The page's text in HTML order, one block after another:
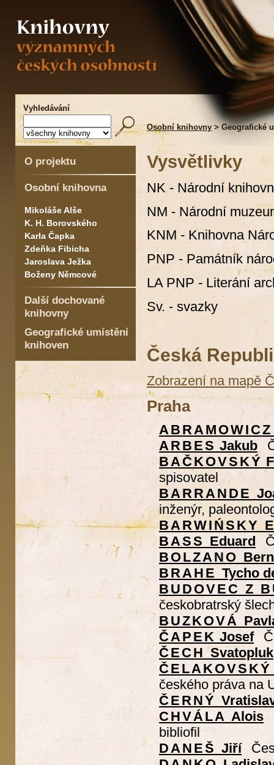
Vyhledávání
Osobní knihovny > Geografické
O projektu
Osobní knihovna
Mikoláše Alše
K. H. Borovského
Karla Čapka
Zdeňka Fibicha
Jaroslava Ježka
Boženy Němcové
Další dochované
knihovny
Geografické umístění
knihoven
Vysvětlivky
NK - Národní
NM - Národní
KNM - Knihovna
PNP - Památník
LA PNP - Literání
Sv. - svazky
Česká
Zobrazení na mapě
Praha
ABRAMOWICZ
ARBES Jakub
BAČKOVSKÝ
spisovatel
BARRANDE
inženýr,
BARWIŃSKY
BASS Eduard
BOLZANO
BRAHE Tycho
BUDOVEC Z
českobratrský
BUZKOVÁ
ČAPEK Josef
ČECHSvatopluk
ČELAKOVSKÝ
českého práva na
ČERNÝ
CHVÁLA Alois
bibliofil
DANEŠ Jiří